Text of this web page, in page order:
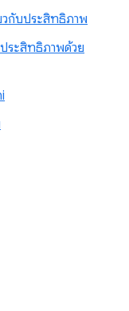
วกับประสิทธิภาพ
ระสิทธิภาพด้วย